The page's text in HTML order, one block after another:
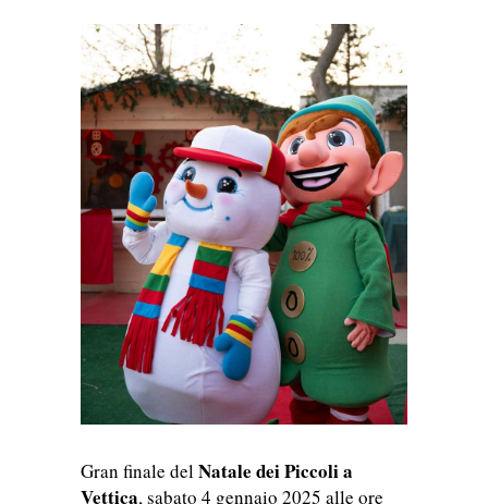
Gran finale del Natale dei Piccoli a
Vettica, sabato 4 gennaio 2025 alle ore